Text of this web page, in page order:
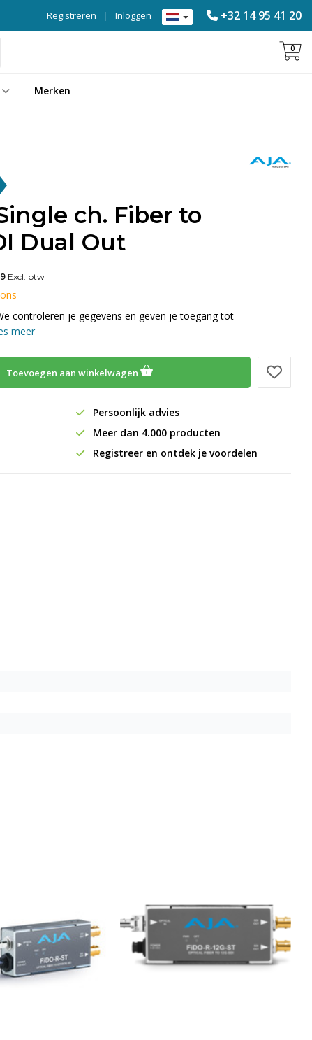
+32 14 95 41 20
Inloggen
|
Registreren
0
Merken
ch. Fiber to
Dual Out
Excl. btw
controleren je gegevens en geven je toegang tot
meer
Toevoegen aan winkelwagen
Persoonlijk advies
Meer dan 4.000 producten
Registreer en ontdek je voordelen